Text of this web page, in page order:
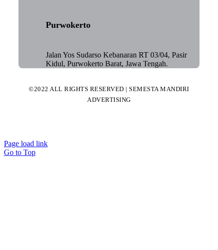
Purwokerto
Jalan Yos Sudarso Kebanaran RT 03/04, Pasir
Kidul, Purwokerto Barat, Jawa Tengah.
©2022 ALL RIGHTS RESERVED | SEMESTA MANDIRI
ADVERTISING
Page load link
Go to Top